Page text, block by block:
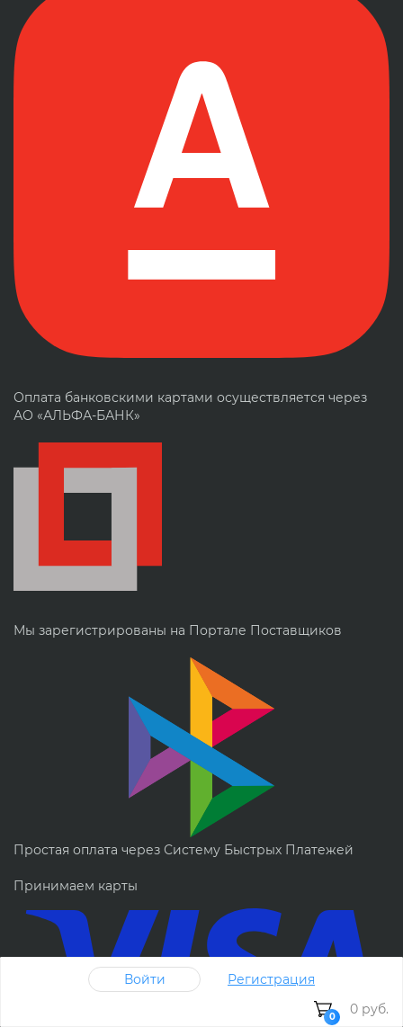
Оплата банковскими картами осуществляется через
АО «АЛЬФА-БАНК»
Мы зарегистрированы на Портале Поставщиков
Простая оплата через Систему Быстрых Платежей
Принимаем карты
Войти Регистрация
0 0 руб.